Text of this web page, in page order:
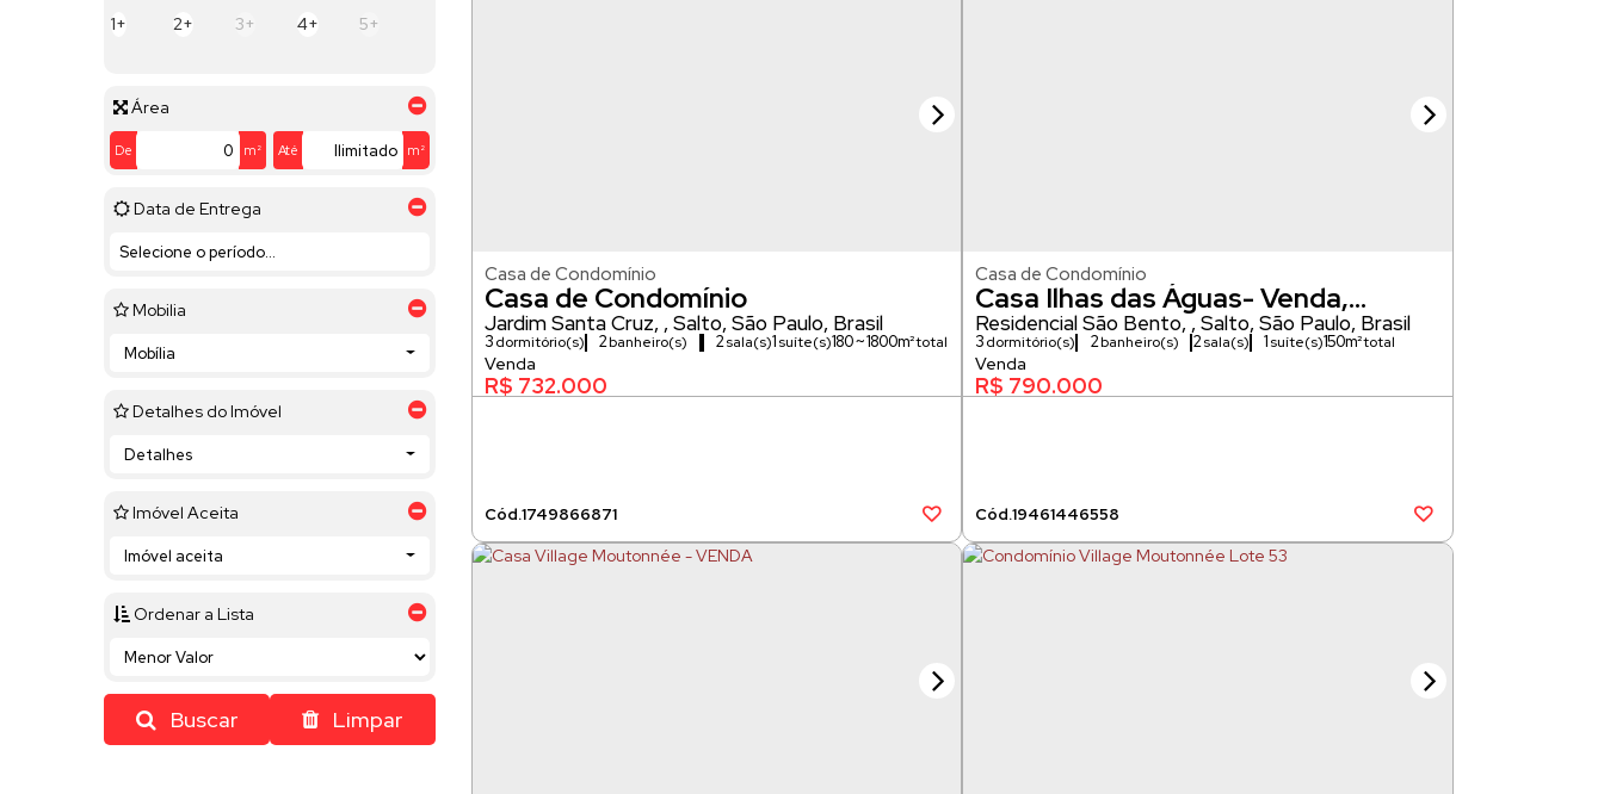
1+
2+ 3+ 4+ 5+
Área
De m² Até m²
Data de Entrega
Mobilia
Mobília
Detalhes do Imóvel
Detalhes
Imóvel Aceita
Imóvel aceita
Ordenar a Lista
Buscar Limpar
Casa de Condomínio
Casa de Condomínio
R$ 732.000
1749866871
Jardim Santa Cruz , Salto, São Paulo, Brasil
3 dormitório(s) 2banheiro(s) 2sala(s)1suíte(s)180 ~ 1800m²
2vaga(s)
Casa Ilhas das Águas- Venda,
Locação
Casa de Condomínio
R$ 790.000
19461446558
Residencial São Bento ,Salto,São Paulo, Brasil
3dormitório(s) 2banheiro(s) 2sala(s) 1 suíte(s)150m²
120m²